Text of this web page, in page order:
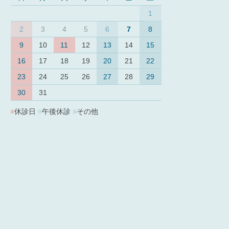
1
2
3 4 5 6 7
8
9
10 11 12 13 14
15
16
17 18 19 20 21
22
23
24 25 26 27 28
29
30
31
■休診日 ■午後休診 その他